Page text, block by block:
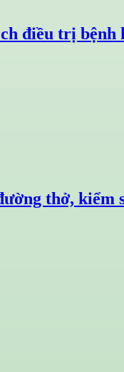
điều trị bệnh
thở, kiểm